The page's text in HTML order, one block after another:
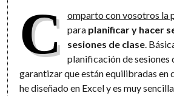
C omparto con vosotros la
para planificar y hacer
sesiones de clase.
planificación de sesiones
garantizar que están equilibradas en
he diseñado en Excel y es muy